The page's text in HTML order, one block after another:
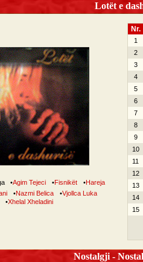
Lotët e
•Agim Tejeci •Fisnikët •Hareja
•Nazmi Belica •Vjollca Luka
•Xhelal Xheladini
Nr.
1
2
3
4
5
6
7
8
9
10
11
12
13
14
15
Nostalgji -